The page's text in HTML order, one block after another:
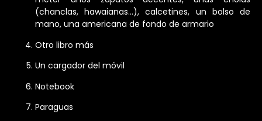
(chanclas, hawaianas…), calcetines, un bolso de
mano, una americana de fondo de armario
Otro libro más
Un cargador del móvil
Notebook
Paraguas